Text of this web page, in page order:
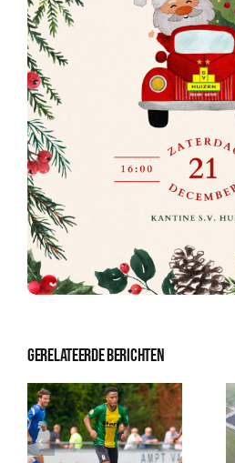
Commissies
ClubTV
Club van 100
Activiteiten
Business Club Zuyderzee
Gerelateerde berichten